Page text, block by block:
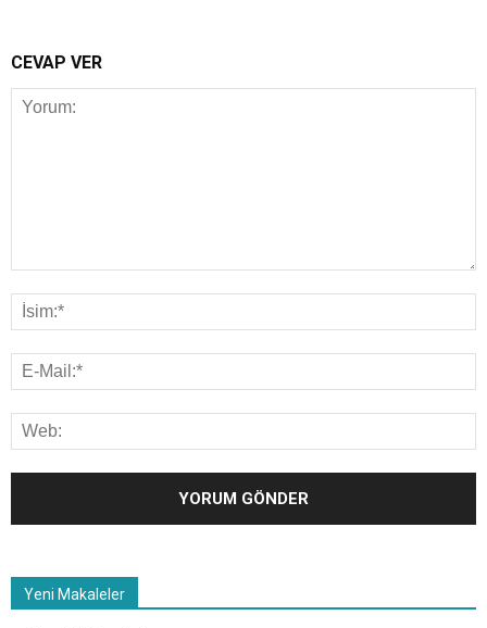
CEVAP VER
Yeni Makaleler